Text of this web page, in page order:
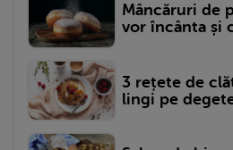
Mâncăruri de
vor încânta și
3 rețete de
lingi pe